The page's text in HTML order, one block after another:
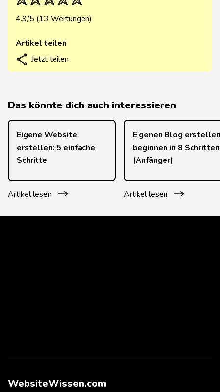
4.9/5 (13 Wertungen)
Artikel teilen
Jetzt teilen
Das könnte dich auch interessieren
Eigene Website
erstellen: 5 einfache
Schritte
Artikel lesen
Eigenen Blog
beginnen in 8 Schritten
(Anfänger)
Artikel lesen
WebsiteWissen.com